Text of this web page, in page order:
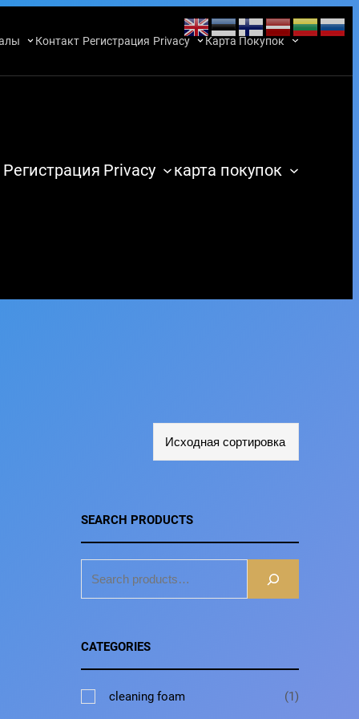
Контакт Регистрация Privacy Карта Покупок
Регистрация Privacy карта покупок
SEARCH PRODUCTS
C
H
CATEGORIES
cleaning foam 1 1